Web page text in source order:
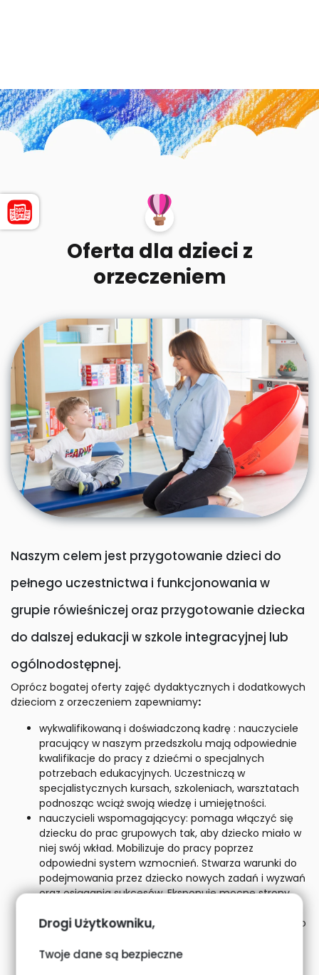
Drogi Użytkowniku,
Twoje dane są bezpieczne
Oferta dla dzieci z
orzeczeniem
Naszym celem jest przygotowanie dzieci do
pełnego uczestnictwa i funkcjonowania w
grupie rówieśniczej oraz przygotowanie dziecka
do dalszej edukacji w szkole integracyjnej lub
ogólnodostępnej.
Oprócz bogatej oferty zajęć dydaktycznych i dodatkowych
dzieciom z orzeczeniem zapewniamy:
wykwalifikowaną i doświadczoną kadrę : nauczyciele
pracujący w naszym przedszkolu mają odpowiednie
kwalifikacje do pracy z dziećmi o specjalnych
potrzebach edukacyjnych. Uczestniczą w
specjalistycznych kursach, szkoleniach, warsztatach
podnosząc wciąż swoją wiedzę i umiejętności.
nauczycieli wspomagającycy: pomaga włączyć się
dziecku do prac grupowych tak, aby dziecko miało w
niej swój wkład. Mobilizuje do pracy poprzez
odpowiedni system wzmocnień. Stwarza warunki do
podejmowania przez dziecko nowych zadań i wyzwań
oraz osiągania sukcesów. Eksponuje mocne strony
Nauczyciel wspomagający dla dziecka posiadającego
tworzy indywidualny program nauczania po